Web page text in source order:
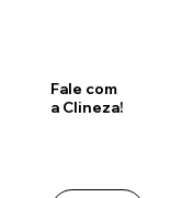
Fale com
a Clineza!